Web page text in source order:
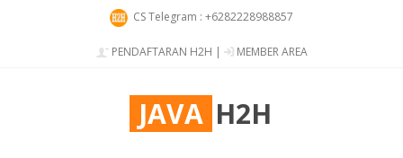
CS Telegram : +6282228988857
PENDAFTARAN H2H | MEMBER AREA
JAVA H2H